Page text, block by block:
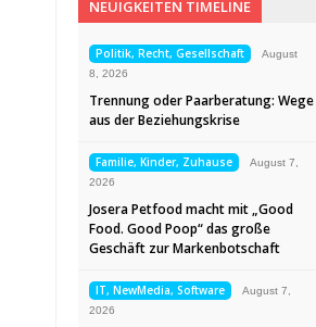
NEUIGKEITEN TIMELINE
Politik, Recht, Gesellschaft
August
8, 2026
Trennung oder Paarberatung: Wege
aus der Beziehungskrise
Familie, Kinder, Zuhause
August 7,
2026
Josera Petfood macht mit „Good
Food. Good Poop“ das große
Geschäft zur Markenbotschaft
IT, NewMedia, Software
August 7,
2026